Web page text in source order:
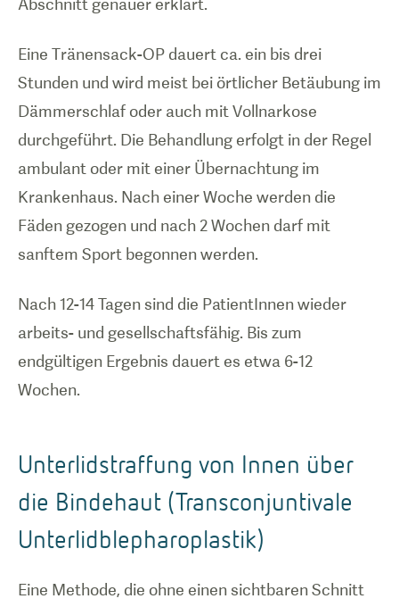
Eine Tränensack-OP dauert ca. ein bis drei
Stunden und wird meist bei örtlicher Betäubung im
Dämmerschlaf oder auch mit Vollnarkose
durchgeführt. Die Behandlung erfolgt in der Regel
ambulant oder mit einer Übernachtung im
Krankenhaus. Nach einer Woche werden die
Fäden gezogen und nach 2 Wochen darf mit
sanftem Sport begonnen werden.
Nach 12-14 Tagen sind die PatientInnen wieder
arbeits- und gesellschaftsfähig. Bis zum
endgültigen Ergebnis dauert es etwa 6-12
Wochen.
Unterlidstraffung von Innen über
die Bindehaut (Transconjuntivale
Unterlidblepharoplastik)
Eine Methode, die ohne einen sichtbaren Schnitt